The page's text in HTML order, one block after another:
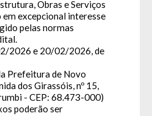
Obras e Serviços
em excepcional interesse
pelas normas
2026 e 20/02/2026, de
Prefeitura de Novo
dos Girassóis, nº 15,
- CEP: 68.473-000)
poderão ser